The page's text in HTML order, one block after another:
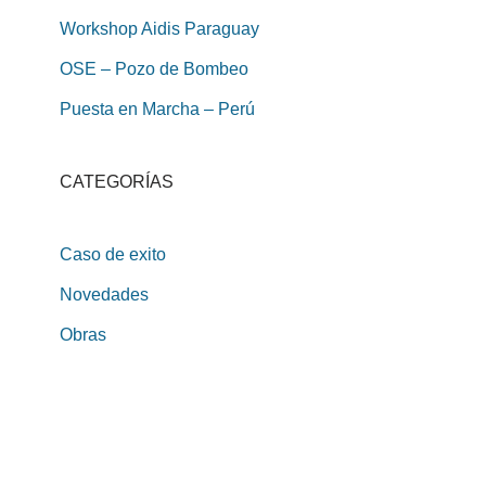
Workshop Aidis Paraguay
OSE – Pozo de Bombeo
Puesta en Marcha – Perú
CATEGORÍAS
Caso de exito
Novedades
Obras